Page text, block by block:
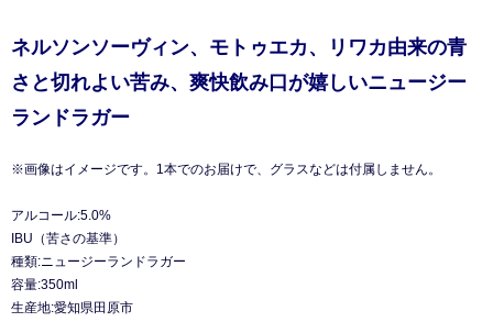
ネルソンソーヴィン、モトゥエカ、リワカ由来の青
さと切れよい苦み、爽快飲み口が嬉しいニュージー
ランドラガー
※画像はイメージです。1本でのお届けで、グラスなどは付属しません。
アルコール:5.0%
IBU（苦さの基準）
種類:ニュージーランドラガー
容量:350ml
生産地:愛知県田原市